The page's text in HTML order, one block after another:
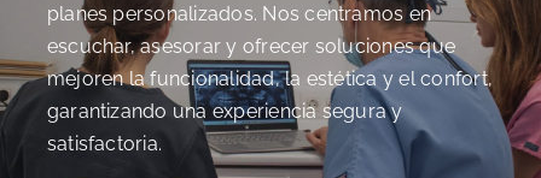
planes personalizados. Nos centramos en
escuchar, asesorar y ofrecer soluciones que
mejoren la funcionalidad, la estética y el confort,
garantizando una experiencia segura y
satisfactoria.